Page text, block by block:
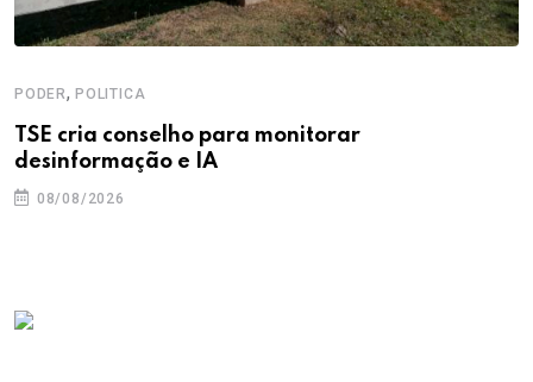
PODER, POLITICA
TSE cria conselho para monitorar
desinformação e IA
08/08/2026